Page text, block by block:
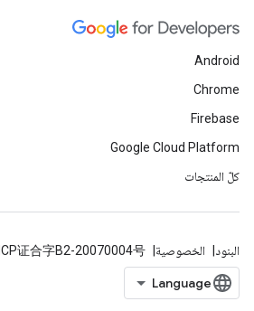
Android
Chrome
Firebase
Google Cloud Platform
كلّ المنتجات
البنود الخصوصية ICP证合字B2-20070004号